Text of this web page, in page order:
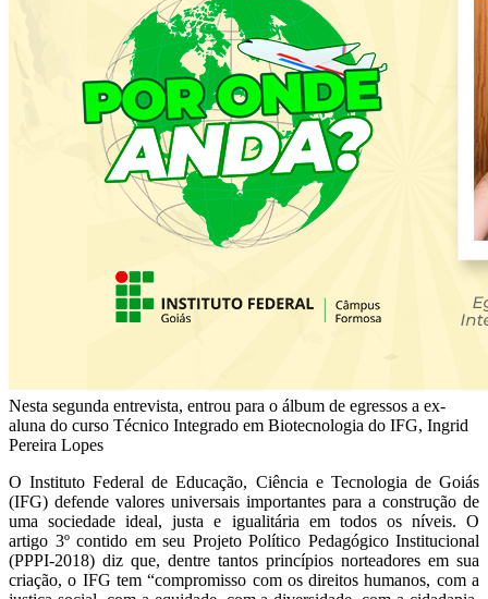
Nesta segunda entrevista, entrou para o álbum de egressos a ex-
aluna do curso Técnico Integrado em Biotecnologia do IFG, Ingrid
Pereira Lopes
O Instituto Federal de Educação, Ciência e Tecnologia de Goiás
(IFG) defende valores universais importantes para a construção de
uma sociedade ideal, justa e igualitária em todos os níveis. O
artigo 3º contido em seu Projeto Político Pedagógico Institucional
(PPPI-2018) diz que, dentre tantos princípios norteadores em sua
criação, o IFG tem “compromisso com os direitos humanos, com a